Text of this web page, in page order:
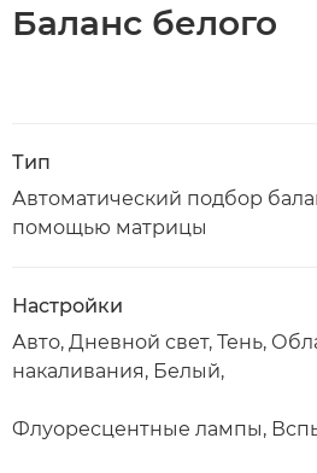
Баланс белого
Тип
Автоматический подбор
помощью матрицы
Настройки
Авто, Дневной свет, Тень,
накаливания, Белый,
Флуоресцентные лампы,